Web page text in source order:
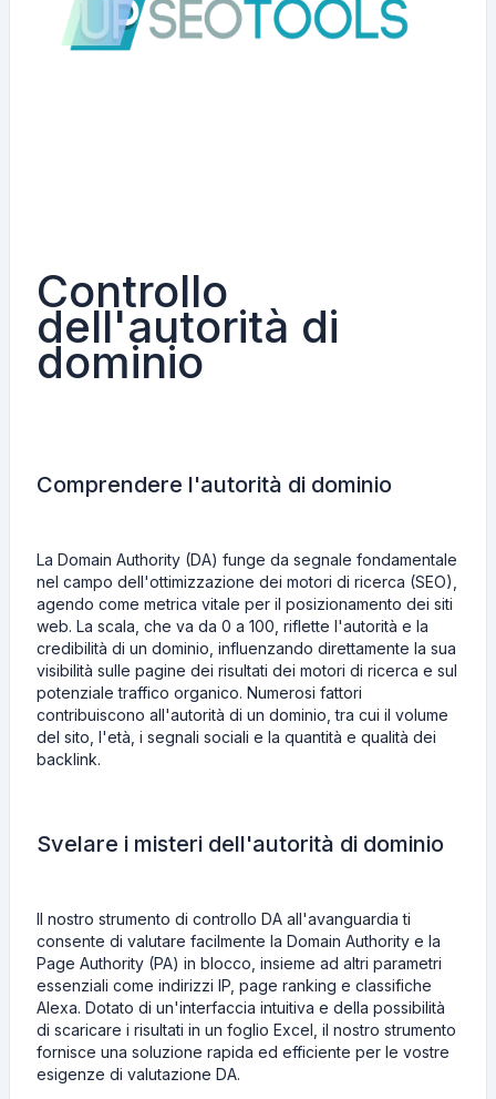
Controllo
dell'autorità di
dominio
Comprendere l'autorità di dominio
La Domain Authority (DA) funge da segnale fondamentale
nel campo dell'ottimizzazione dei motori di ricerca (SEO),
agendo come metrica vitale per il posizionamento dei siti
web. La scala, che va da 0 a 100, riflette l'autorità e la
credibilità di un dominio, influenzando direttamente la sua
visibilità sulle pagine dei risultati dei motori di ricerca e sul
potenziale traffico organico. Numerosi fattori
contribuiscono all'autorità di un dominio, tra cui il volume
del sito, l'età, i segnali sociali e la quantità e qualità dei
backlink.
Svelare i misteri dell'autorità di dominio
Il nostro strumento di controllo DA all'avanguardia ti
consente di valutare facilmente la Domain Authority e la
Page Authority (PA) in blocco, insieme ad altri parametri
essenziali come indirizzi IP, page ranking e classifiche
Alexa. Dotato di un'interfaccia intuitiva e della possibilità
di scaricare i risultati in un foglio Excel, il nostro strumento
fornisce una soluzione rapida ed efficiente per le vostre
esigenze di valutazione DA.